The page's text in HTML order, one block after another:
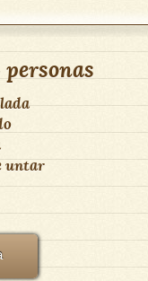
personas
untar